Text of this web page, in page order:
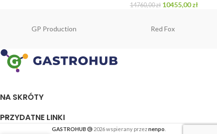
14760,00zł 10455,00zł
GP Production Red Fox
NA SKRÓTY
PRZYDATNE LINKI
GASTROHUB 2026 wspierany przeznenpo